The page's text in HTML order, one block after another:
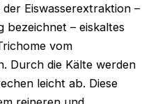
Eiswasserextraktion –
bezeichnet – eiskaltes
vom
Durch die Kälte werden
leicht ab. Diese